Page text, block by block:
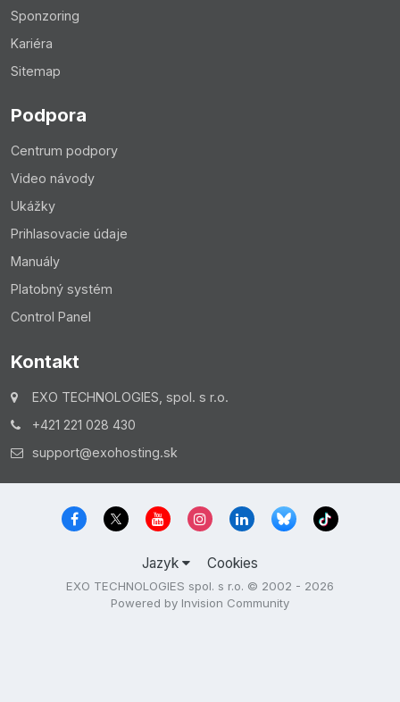
Sponzoring
Kariéra
Sitemap
Podpora
Centrum podpory
Video návody
Ukážky
Prihlasovacie údaje
Manuály
Platobný systém
Control Panel
Kontakt
EXO TECHNOLOGIES, spol. s r.o.
+421 221 028 430
support@exohosting.sk
Jazyk Cookies
EXO TECHNOLOGIES spol. s r.o. © 2002 - 2026
Powered by Invision Community